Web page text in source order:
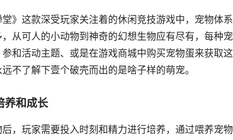
》这款深受玩家关注着的休闲竞技游戏中，宠物体
从可人的小动物到神奇的幻想生物应有尽有，每种
和活动主题、或是在游戏商城中购买宠物蛋来获取
不了解下壹个破壳而出的是啥子样的萌宠。
养和成长
，玩家需要投入时刻和精力进行培养，通过喂养宠